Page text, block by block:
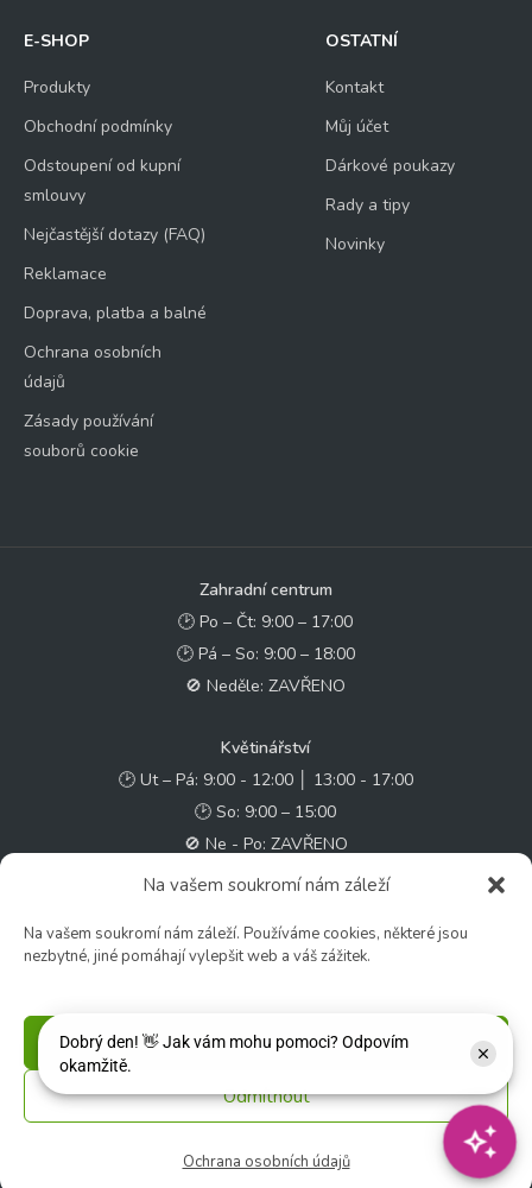
Na vašem soukromí nám záleží
Na vašem soukromí nám záleží. Používáme cookies, některé jsou
nezbytné, jiné pomáhají vylepšit web a váš zážitek.
Příjmout
Odmítnout
Ochrana osobních údajů
E-SHOP
Produkty
Obchodní podmínky
Odstoupení od kupní
smlouvy
Nejčastější dotazy (FAQ)
Reklamace
Doprava, platba a balné
Ochrana osobních
údajů
Zásady používání
souborů cookie
OSTATNÍ
Kontakt
Můj účet
Dárkové poukazy
Rady a tipy
Novinky
Zahradní centrum
🕑 Po – Čt: 9:00 – 17:00
🕑 Pá – So: 9:00 – 18:00
🚫 Neděle: ZAVŘENO
Květinářství
🕑 Ut – Pá: 9:00 - 12:00 │ 13:00 - 17:00
🕑 So: 9:00 – 15:00
🚫 Ne - Po: ZAVŘENO
✉️ e-shop@zcstrakovo.cz
© 2026 Zahradní centrum "Strakovo" s.r.o. – Všechna práva vyhrazena. |
Vytvořilo
inetio s. r. o.